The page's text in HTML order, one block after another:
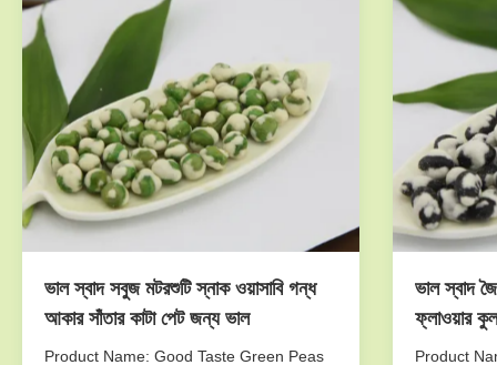
ভাল স্বাদ সবুজ মটরশুটি স্নাক ওয়াসাবি গন্ধ
আকার সাঁতার কাটা পেট জন্য ভাল
Product Name: Good Taste Green Peas
ভাল স্বাদ
ফ্লাওয়ার
Product